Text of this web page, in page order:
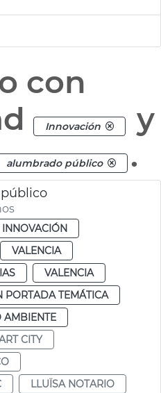
con
Innovación
y
alumbrado público .
INNOVACIÓN
VALENCIA
VALENCIA
PORTADA TEMÁTICA
AMBIENTE
CITY
LLUÏSA NOTARIO